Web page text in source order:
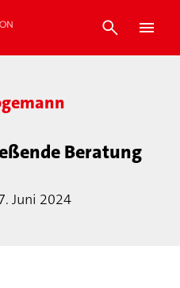
Beratung
Juni 2024